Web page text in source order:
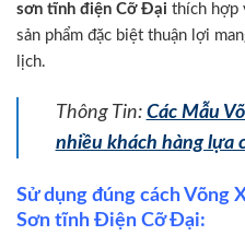
sơn tĩnh điện Cỡ Đại thích hợp
sản phẩm đặc biệt thuận lợi
lịch.
Thông Tin: Các Mẫu
nhiều khách hàng lựa
Sử dụng đúng cách Võng
Sơn tĩnh Điện Cỡ Đại: